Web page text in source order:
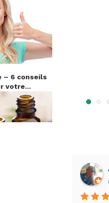
– 6 conseils
votre...